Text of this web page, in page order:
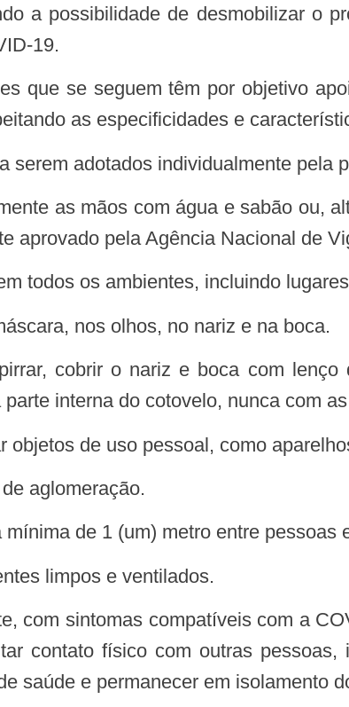
a possibilidade de desmobilizar o
19.
as especificidades e
a serem adotados individualmente pela
aprovado pela Agência Nacional de
em todos os ambientes, incluindo
nos olhos, no nariz e na boca.
interna do cotovelo, nunca com
objetos de uso pessoal, como
de aglomeração.
mínima de 1 (um) metro entre
limpos e ventilados.
contato físico com outras
saúde e permanecer em isolamento